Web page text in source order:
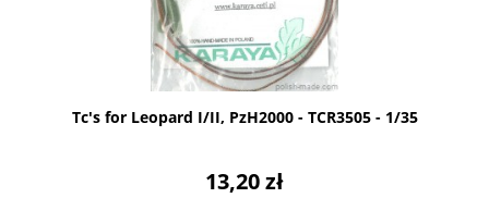
Tc's for Leopard I/II, PzH2000 - TCR3505 - 1/35
13,20 zł